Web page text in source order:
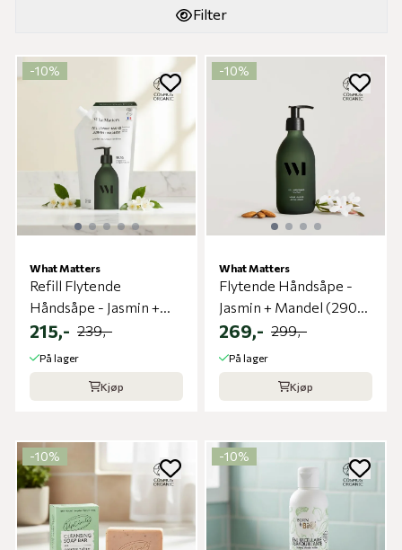
Filter
-10%
What Matters
Refill Flytende
Håndsåpe - Jasmin +
Mandel (500 ml) | What
Matters
215,- 239,-
På lager
Kjøp
-10%
What Matters
Flytende Håndsåpe -
Jasmin + Mandel (290
ml) | What Matters
269,- 299,-
På lager
Kjøp
-10% -10%